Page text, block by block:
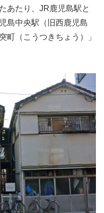
あたり、JR鹿児島駅と
島中央駅（旧西鹿児島
町（こうつきちょう）」